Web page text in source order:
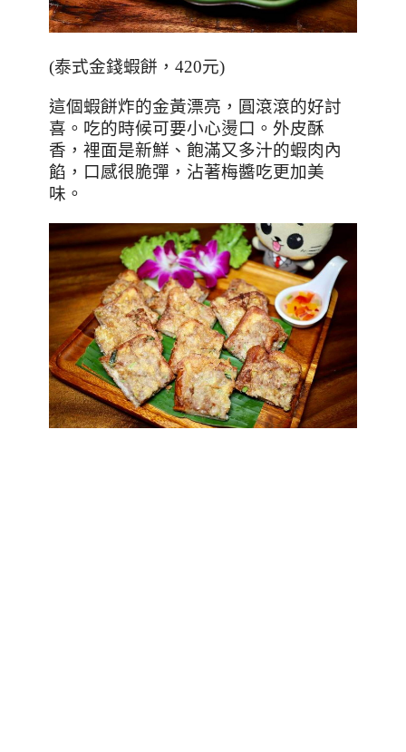
(泰式金錢蝦餅， 420元)
這個蝦餅炸的金黃漂亮，圓滾滾的好討
喜。吃的時候可要小心燙口。外皮酥
香，裡面是新鮮、飽滿又多汁的蝦肉內
餡，口感很脆彈，沾著梅醬吃更加美
味。